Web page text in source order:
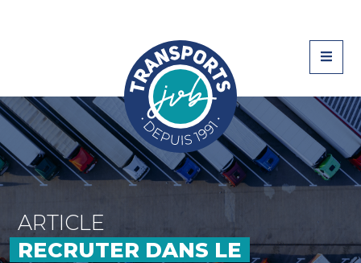
ARTICLE
RECRUTER DANS LE